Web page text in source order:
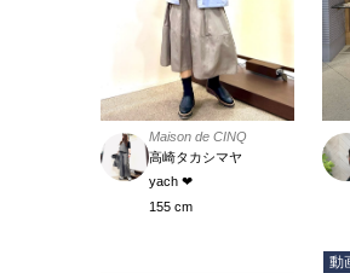
Maison de CINQ
高崎タカシマヤ
yach ❤︎
155 cm
動